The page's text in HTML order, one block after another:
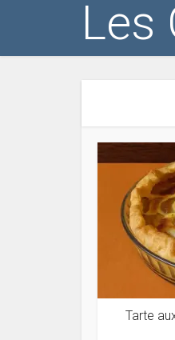
Les
Tarte